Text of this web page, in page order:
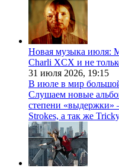
Новая музыка июля:
Charli XCX и не
31 июля 2026, 19:15
В июле в мир
Слушаем новые
степени
Strokes, а так же